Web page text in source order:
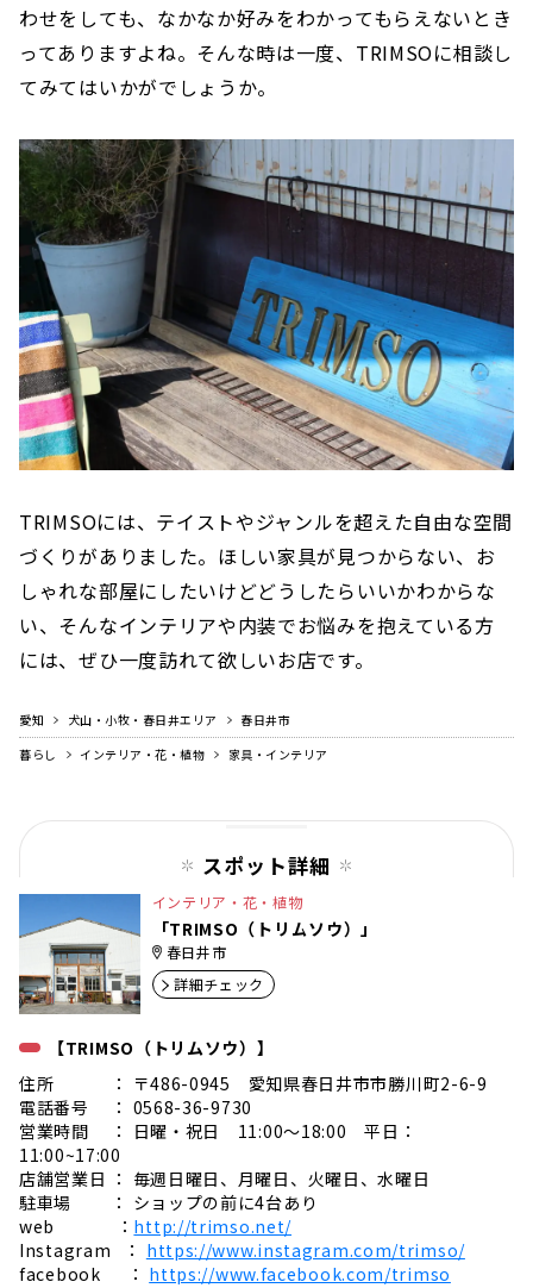
わせをしても、なかなか好みをわかってもらえないとき
ってありますよね。そんな時は一度、TRIMSOに相談し
てみてはいかがでしょうか。
TRIMSOには、テイストやジャンルを超えた自由な空間
づくりがありました。ほしい家具が見つからない、お
しゃれな部屋にしたいけどどうしたらいいかわからな
い、そんなインテリアや内装でお悩みを抱えている方
には、ぜひ一度訪れて欲しいお店です。
愛知 犬山・小牧・春日井エリア
春日井市
暮らし
インテリア・花・植物 家具・インテリア
スポット詳細
インテリア・花・植物
「TRIMSO（トリムソウ）」
春日井市
詳細チェック
【TRIMSO（トリムソウ）】
住所 ： 〒486-0945 愛知県春日井市市勝川町2-6-9
電話番号 ： 0568-36-9730
営業時間 ： 日曜・祝日 11:00〜18:00 平日：
11:00~17:00
店舗営業日 ： 毎週日曜日、月曜日、火曜日、水曜日
駐車場 ： ショップの前に4台あり
web ： http://trimso.net/
Instagram ： https://www.instagram.com/trimso/
facebook ： https://www.facebook.com/trimso